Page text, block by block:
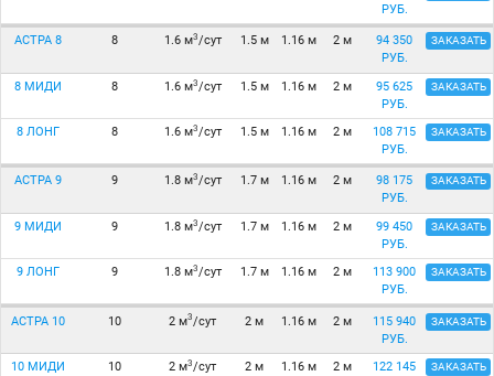
РУБ.
АСТРА 8 8 1.6 м3/сут 1.5 м 1.16 м 2 м
94 350
РУБ.
ЗАКАЗАТЬ
8 МИДИ 8 1.6 м3/сут 1.5 м 1.16 м 2 м
95 625
РУБ.
ЗАКАЗАТЬ
8 ЛОНГ 8 1.6 м3/сут 1.5 м 1.16 м 2 м
108 715
РУБ.
ЗАКАЗАТЬ
АСТРА 9 9 1.8 м3/сут 1.7 м 1.16 м 2 м
98 175
РУБ.
ЗАКАЗАТЬ
9 МИДИ 9 1.8 м3/сут 1.7 м 1.16 м 2 м
99 450
РУБ.
ЗАКАЗАТЬ
9 ЛОНГ 9 1.8 м3/сут 1.7 м 1.16 м 2 м
113 900
РУБ.
ЗАКАЗАТЬ
АСТРА 10 10 2 м3/сут 2 м 1.16 м 2 м
115 940
РУБ.
ЗАКАЗАТЬ
10 МИДИ 10 2 м3/сут 2 м 1.16 м 2 м
122 145
ЗАКАЗАТЬ